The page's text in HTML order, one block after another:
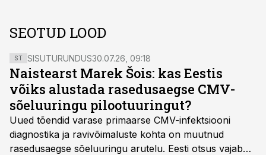
SEOTUD LOOD
ST SISUTURUNDUS30.07.26, 09:18
Naistearst Marek Šois: kas Eestis
võiks alustada rasedusaegse CMV-
sõeluuringu pilootuuringut?
Uued tõendid varase primaarse CMV-infektsiooni
diagnostika ja ravivõimaluste kohta on muutnud
rasedusaegse sõeluuringu arutelu. Eesti otsus vajab